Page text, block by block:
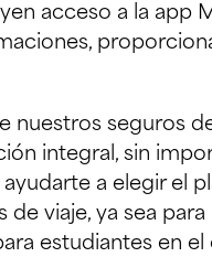
acceso a la app
nuestros seguros
integral, sin
a elegir el
viaje, ya sea para
estudiantes en el